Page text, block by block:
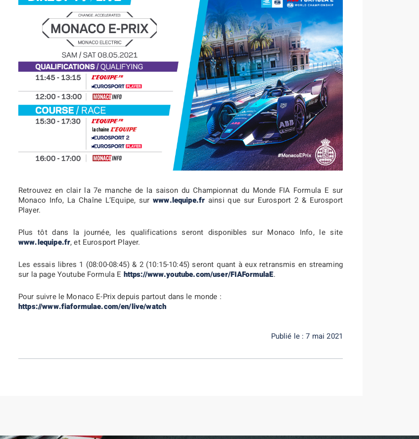
Retrouvez en clair la 7e manche de la saison du Championnat du Monde FIA Formula E sur
Monaco Info, La Chaîne L’Equipe, surwww.lequipe.fr ainsi que sur Eurosport 2 & Eurosport
Player.
Plus tôt dans la journée, les qualifications seront disponibles sur Monaco Info, le site
www.lequipe.fr, et Eurosport Player.
Les essais libres 1 (08:00-08:45) & 2 (10:15-10:45) seront quant à eux retransmis en streaming
sur la page Youtube Formula E https://www.youtube.com/user/FIAFormulaE.
Pour suivre le Monaco E-Prix depuis partout dans le monde :
https://www.fiaformulae.com/en/live/watch
Publié le : 7 mai 2021